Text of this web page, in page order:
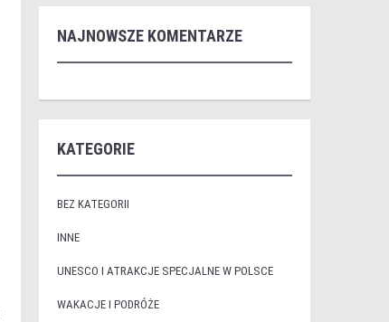
NAJNOWSZE KOMENTARZE
KATEGORIE
BEZ KATEGORII
INNE
UNESCO I ATRAKCJE SPECJALNE W POLSCE
WAKACJE I PODRÓŻE